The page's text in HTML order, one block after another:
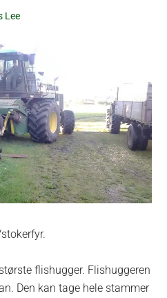
Lee
flishugger. Flishuggeren
Den kan tage hele stammer